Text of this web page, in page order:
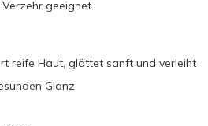
geeignet.
reife Haut, glättet sanft und verleiht
Glanz